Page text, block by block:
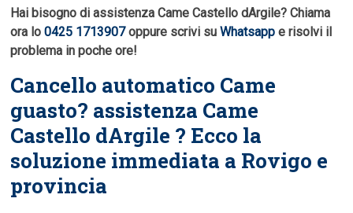
Hai bisogno di assistenza Came Castello dArgile? Chiama
ora lo0425 1713907oppure scrivi suWhatsapp e risolvi il
problema in poche ore!
Cancello automatico Came
guasto? assistenza Came
Castello dArgile ? Ecco la
soluzione immediata a Rovigo e
provincia